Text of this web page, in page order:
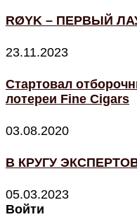
RØYK – ПЕРВЫЙ
23.11.2023
Стартовал
лотереи Fine Cigars
03.08.2020
В КРУГУ
05.03.2023
Войти